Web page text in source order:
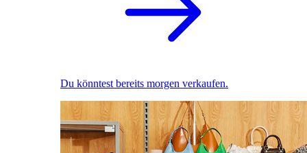
Du könntest bereits morgen verkaufen.